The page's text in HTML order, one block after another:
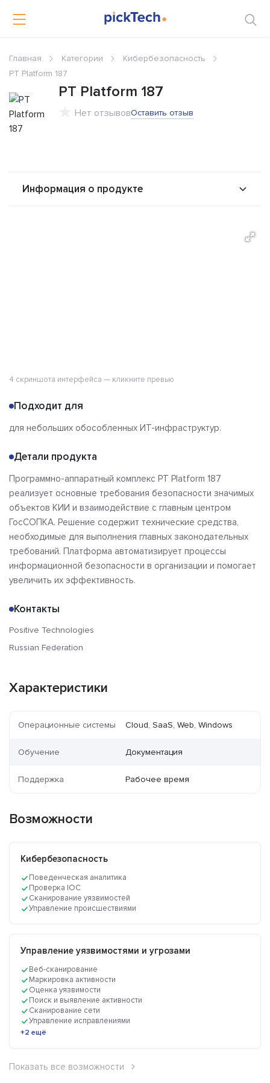
Главная Категории
Кибербезопасность
PT Platform 187
PT Platform 187
Нет отзывовОставить отзыв
Информация о продукте
4 скриншота интерфейса — кликните превью
Подходит для
для небольших обособленных ИТ-инфраструктур.
Детали продукта
Программно-аппаратный комплекс PT Platform 187
реализует основные требования безопасности значимых
объектов КИИ и взаимодействие с главным центром
ГосСОПКА. Решение содержит технические средства,
необходимые для выполнения главных законодательных
требований. Платформа автоматизирует процессы
информационной безопасности в организации и помогает
увеличить их эффективность.
Контакты
Positive Technologies
Russian Federation
Характеристики
Операционные системы Cloud, SaaS, Web, Windows
Обучение Документация
Поддержка Рабочее время
Возможности
Кибербезопасность
Поведенческая аналитика
Проверка IOC
Сканирование уязвимостей
Управление происшествиями
Управление уязвимостями и угрозами
Веб-сканирование
Маркировка активности
Оценка уязвимости
Поиск и выявление активности
Сканирование сети
Управление исправлениями
+2 ещё
Показать все возможности